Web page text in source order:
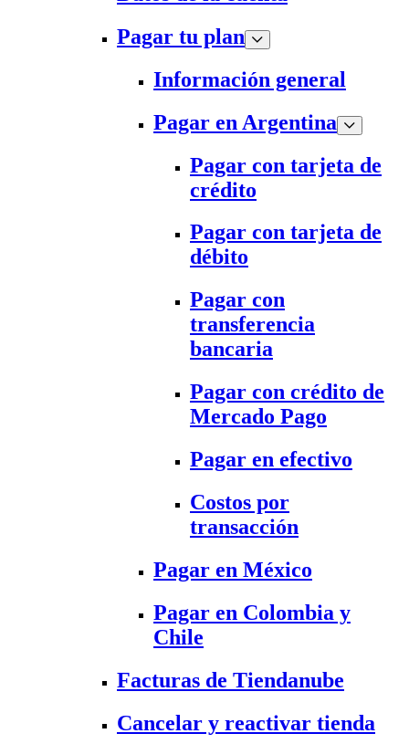
Pagar tu plan
Información general
Pagar en Argentina
Pagar con tarjeta de
crédito
Pagar con tarjeta de
débito
Pagar con
transferencia
bancaria
Pagar con crédito de
Mercado Pago
Pagar en efectivo
Costos por
transacción
Pagar en México
Pagar en Colombia y
Chile
Facturas de Tiendanube
Cancelar y reactivar tienda